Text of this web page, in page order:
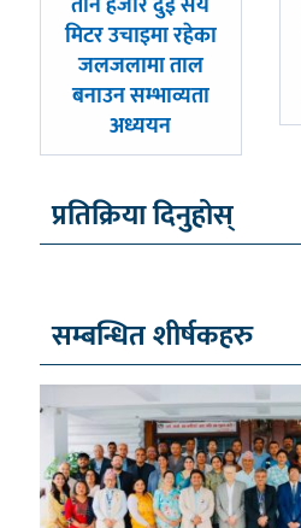
-
मिटर उचाइमा रहेका
जलजलामा ताल
बनाउन सम्भाव्यता
अध्ययन
प्रतिक्रिया दिनुहोस्
सम्बन्धित शीर्षकहरु